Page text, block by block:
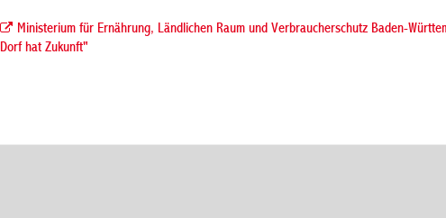
Ministerium für Ernährung, Ländlichen Raum und Verbraucherschutz Baden-
Dorf hat Zukunft"